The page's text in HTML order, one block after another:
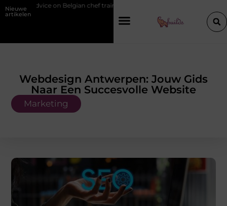
Nieuwe
artikelen
on Belgian chef training and education
Webdesign Antwerpen: Jouw Gids
Naar Een Succesvolle Website
Marketing